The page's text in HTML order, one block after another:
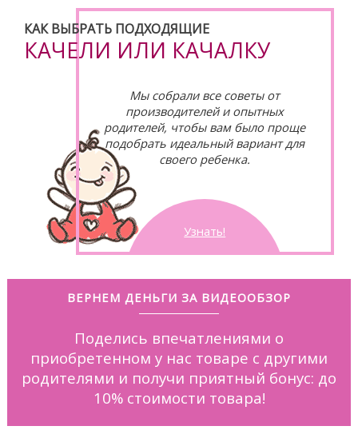
КАК ВЫБРАТЬ ПОДХОДЯЩИЕ
КАЧЕЛИ ИЛИ КАЧАЛКУ
Мы собрали все советы от
производителей и опытных
родителей, чтобы вам было проще
подобрать идеальный вариант для
своего ребенка.
Узнать!
ВЕРНЕМ ДЕНЬГИ ЗА ВИДЕООБЗОР
Поделись впечатлениями о
приобретенном у нас товаре с другими
родителями и получи приятный бонус: до
10% стоимости товара!